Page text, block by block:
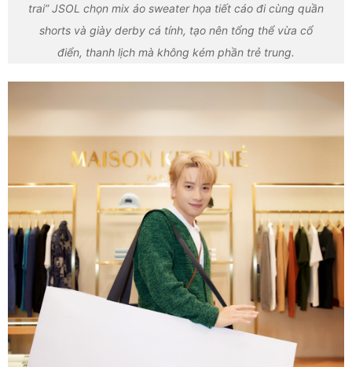
trai” JSOL chọn mix áo sweater họa tiết cáo đi cùng quần
shorts và giày derby cá tính, tạo nên tổng thể vừa cổ
điển, thanh lịch mà không kém phần trẻ trung.